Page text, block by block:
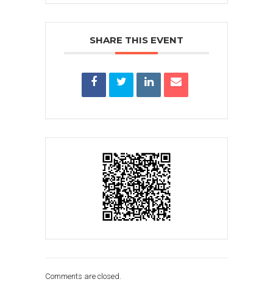
SHARE THIS EVENT
Comments are closed.